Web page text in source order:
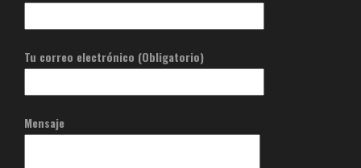
Tu correo electrónico (Obligatorio)
Mensaje